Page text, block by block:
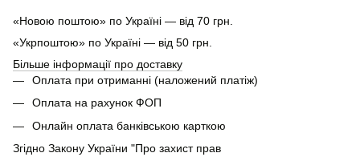
«Новою поштою» по Україні — від 70 грн.
«Укрпоштою» по Україні — від 50 грн.
Більше інформації про доставку
Оплата при отриманні (наложений платіж)
Оплата на рахунок ФОП
Онлайн оплата банківською карткою
Згідно Закону України "Про захист прав